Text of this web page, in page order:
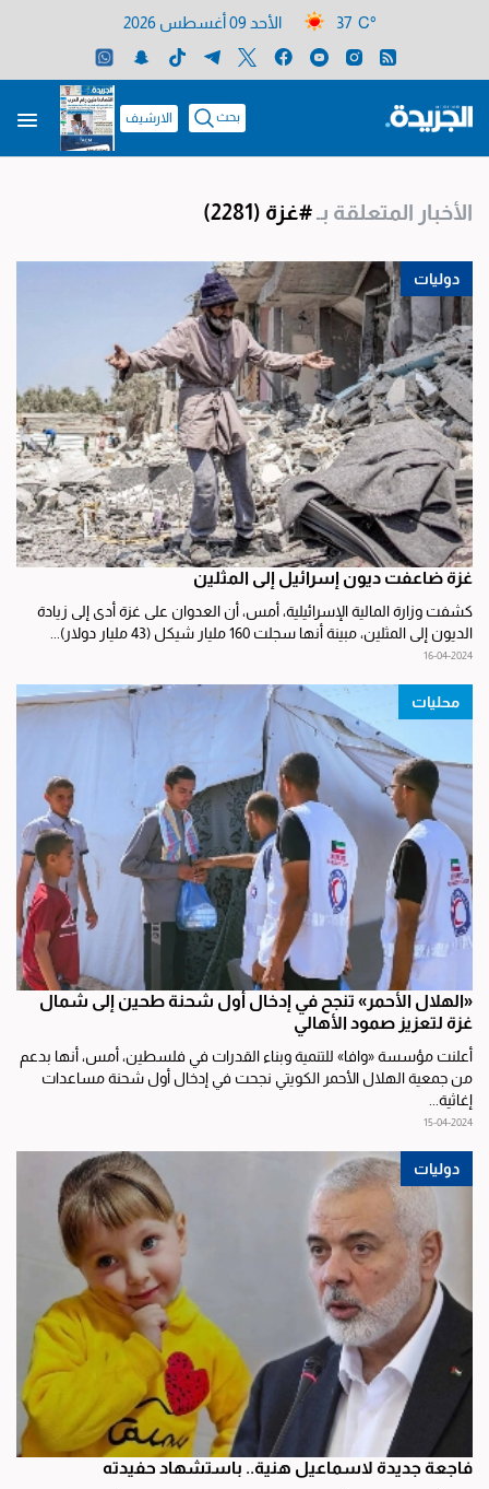
37 C° الأحد 09 أغسطس 2026
بحث الارشيف
الأخبار المتعلقة بـ#غزة (2281)
دوليات
غزة ضاعفت ديون إسرائيل إلى المثلين
كشفت وزارة المالية الإسرائيلية، أمس، أن العدوان على غزة أدى إلى زيادة
الديون إلى المثلين، مبينة أنها سجلت 160 مليار شيكل (43 مليار دولار)...
16-04-2024
محليات
«الهلال الأحمر» تنجح في إدخال أول شحنة طحين إلى شمال
غزة لتعزيز صمود الأهالي
أعلنت مؤسسة «وافا» للتنمية وبناء القدرات في فلسطين، أمس، أنها بدعم
من جمعية الهلال الأحمر الكويتي نجحت في إدخال أول شحنة مساعدات
إغاثية...
15-04-2024
دوليات
فاجعة جديدة لاسماعيل هنية.. باستشهاد حفيدته